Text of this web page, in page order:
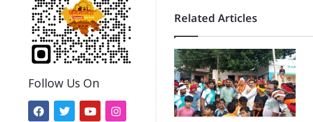
Follow Us On
Related Articles